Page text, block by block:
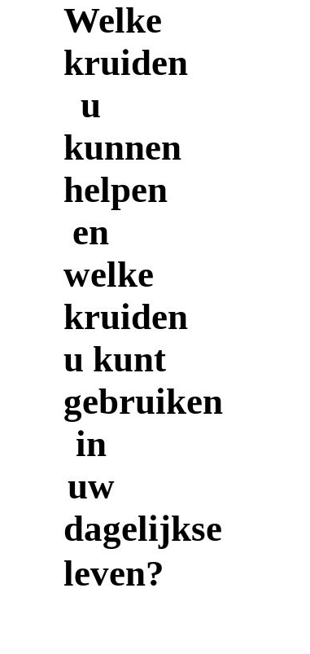
Welke
kruiden
u
kunnen
helpen
en
welke
kruiden
u kunt
gebruiken
in
uw
dagelijkse
leven?